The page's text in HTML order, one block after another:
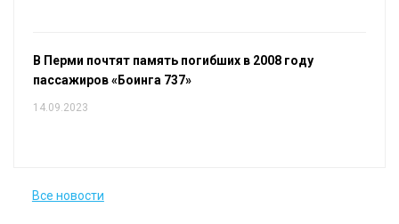
В Перми почтят память погибших в 2008 году
пассажиров «Боинга 737»
14.09.2023
Все новости